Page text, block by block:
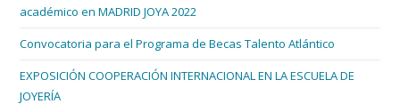
académico en MADRID JOYA 2022
Convocatoria para el Programa de Becas Talento Atlántico
EXPOSICIÓN COOPERACIÓN INTERNACIONAL EN LA ESCUELA DE
JOYERÍA